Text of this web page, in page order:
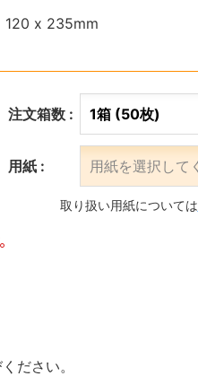
120 x 235mm
注文箱数 :
用紙 :
取り扱い用紙については
ださい。